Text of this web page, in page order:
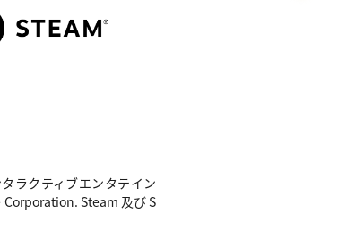
ラクティブエンタテイン
Steam 及び S